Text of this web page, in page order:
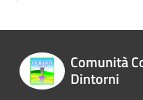
Comunità
Dintorni